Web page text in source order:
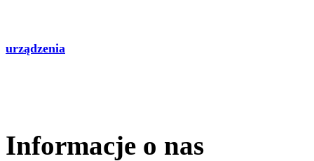
urządzenia
Informacje o nas